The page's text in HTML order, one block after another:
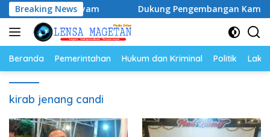
Langsung
ke
konten
Breaking News
Populasi Ayam Dukung Pengembangan Kampus
Beranda Pemerintahan Hukum dan Kriminal Politik
kirab jenang candi